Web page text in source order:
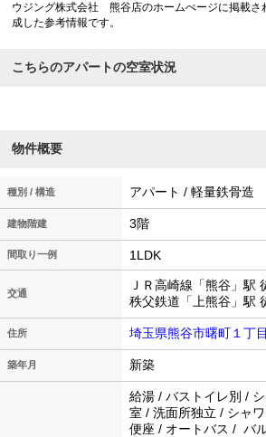
ウジング株式会社 熊谷店のホームぺージに掲載さ
成した参考情報です。
こちらのアパートの空室状況
物件概要
種別 / 構造 アパート / 軽量鉄骨造
建物階建 3階
間取り一例 1LDK
交通
ＪＲ高崎線「熊谷」駅
秩父鉄道「上熊谷」駅
住所 埼玉県熊谷市曙町１丁目
築年月 新築
給湯 / バストイレ別 /
室 / 洗面所独立 / シャ
便座 / オートバス / バ